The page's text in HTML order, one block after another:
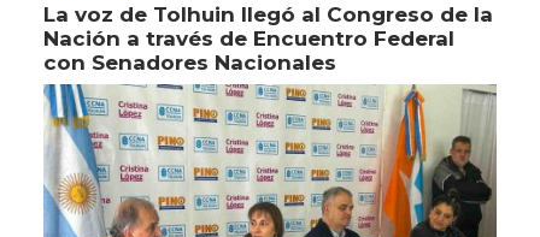
La voz de Tolhuin llegó al Congreso de la
Nación a través de Encuentro Federal
con Senadores Nacionales